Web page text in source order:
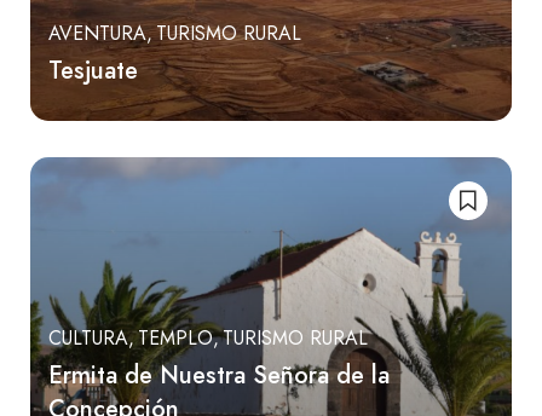
AVENTURA TURISMO RURAL
Tesjuate
CULTURA TEMPLO TURISMO RURAL
Ermita de Nuestra Señora de la